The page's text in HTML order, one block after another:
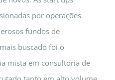
por operações
fundos de
buscado foi o
mista em consultoria de